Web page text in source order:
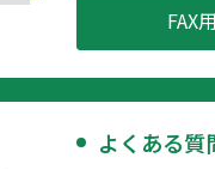
FAX
よくある質